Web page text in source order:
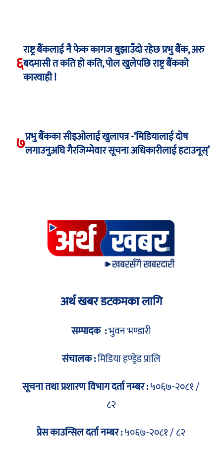
६
राष्ट्र बैंकलाई नै फेक कागज बुझाउँदो रहेछ प्रभु बैंक, अरु
बदमासी त कति हो कति, पोल खुलेपछि राष्ट्र बैंकको
कारवाही !
७प्रभु बैंकका सीइओलाई खुलापत्र -‘मिडियालाई दोष
लगाउनुअघि गैरजिम्मेवार सूचना अधिकारीलाई हटाउनूस्’
अर्थ खबर डटकमका लागि
सम्पादक :भुवन भण्डारी
संचालक :मिडिया हण्ड्रेड प्रालि
सूचना तथा प्रशारण विभाग दर्ता नम्बर :५०६७-२०८१ /
८२
प्रेस काउन्सिल दर्ता नम्बर :५०६७-२०८१ / ८२